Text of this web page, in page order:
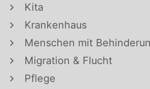
Kita
Krankenhaus
Menschen mit
Migration & Flucht
Pflege